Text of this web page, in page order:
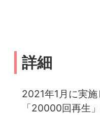
詳細
2021年1月に実
「20000回再生